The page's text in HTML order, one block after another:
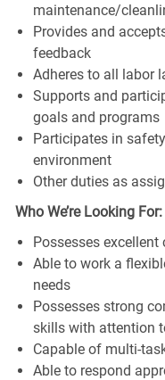
maintenance/
Provides and
feedback
Adheres to all labor
Supports and
goals and programs
Participates in
environment
Other duties as
Who We’re Looking
Possesses
Able to work a
needs
Possesses strong
skills with attention
Capable of multi-
Able to respond